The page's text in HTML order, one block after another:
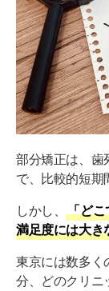
座駅徒歩3分
【銀座・
銀座医院：
【銀座・有
から徒歩3分
【新宿エリ
【新宿エリ
C8出口出て
【新宿エリ
8分
【渋谷エリ
【渋谷エリ
部分矯正は、歯
で、比較的短期
しかし、
「ど
満足度には大き
東京には数多く
分、どのクリニ